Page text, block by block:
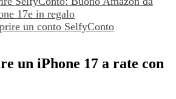
17e in regalo
un conto SelfyConto
un iPhone 17 a rate con